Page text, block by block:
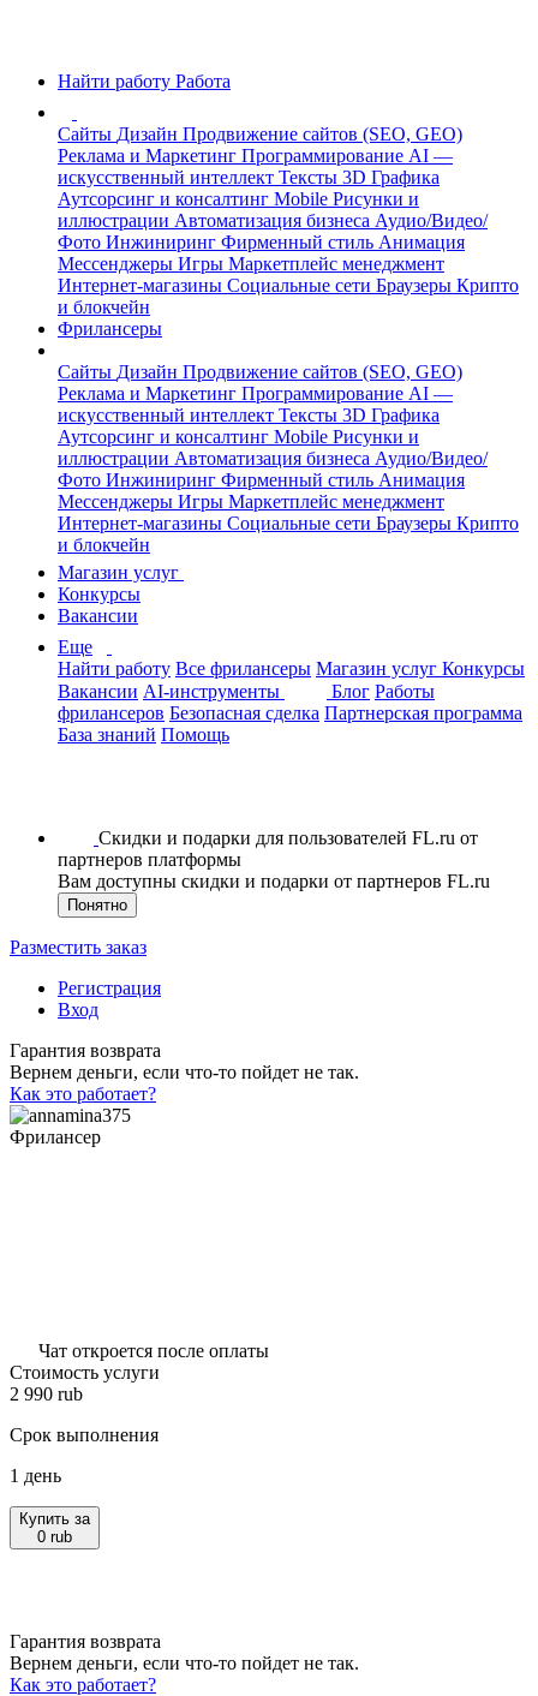
Найти работу Работа
Сайты Дизайн Продвижение сайтов (SEO, GEO)
Реклама и Маркетинг Программирование AI —
искусственный интеллект Тексты 3D Графика
Аутсорсинг и консалтинг Mobile Рисунки и
иллюстрации Автоматизация бизнеса Аудио/Видео/
Фото Инжиниринг Фирменный стиль Анимация
Мессенджеры Игры Маркетплейс менеджмент
Интернет-магазины Социальные сети Браузеры Крипто
и блокчейн
Фрилансеры
Сайты Дизайн Продвижение сайтов (SEO, GEO)
Реклама и Маркетинг Программирование AI —
искусственный интеллект Тексты 3D Графика
Аутсорсинг и консалтинг Mobile Рисунки и
иллюстрации Автоматизация бизнеса Аудио/Видео/
Фото Инжиниринг Фирменный стиль Анимация
Мессенджеры Игры Маркетплейс менеджмент
Интернет-магазины Социальные сети Браузеры Крипто
и блокчейн
Магазин услуг
Конкурсы
Вакансии
Еще
Найти работу Все фрилансеры Магазин услуг Конкурсы
Вакансии AI-инструменты Блог Работы
фрилансеров Безопасная сделка Партнерская программа
База знаний Помощь
Скидки и подарки для пользователей FL.ru от
партнеров платформы
Вам доступны скидки и подарки от партнеров FL.ru
Понятно
Разместить заказ
Регистрация
Вход
Гарантия возврата
Вернем деньги, если что-то пойдет не так.
Как это работает?
Фрилансер
Чат откроется после оплаты
Стоимость услуги
2 990 rub
Срок выполнения
1 день
Купить за
0 rub
Гарантия возврата
Вернем деньги, если что-то пойдет не так.
Как это работает?